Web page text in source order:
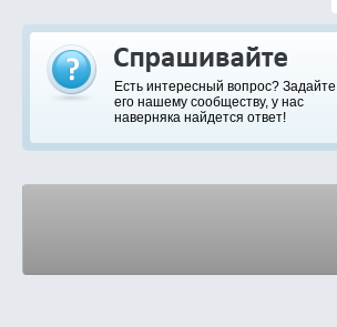
Есть интересный вопрос? Задайте
его нашему сообществу, у нас
наверняка найдется ответ!